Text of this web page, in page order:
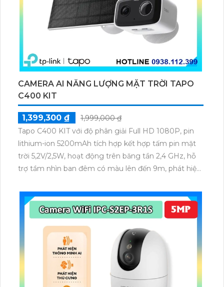
CAMERA AI NĂNG LƯỢNG MẶT TRỜI TAPO
C400 KIT
1,399,300 ₫
1,999,000 ₫
Tapo C400 KIT với độ phân giải Full HD 1080P, pin
lithium-ion 5200mAh tích hợp kết hợp tấm pin mặt
trời 5,2V/2,5W, hoạt động trên băng tần 2,4 GHz, hỗ
trợ tầm nhìn ban đêm có màu lên đến 9m, phát hiện
dữ liệu qua thẻ microSD lên đến 512GB.